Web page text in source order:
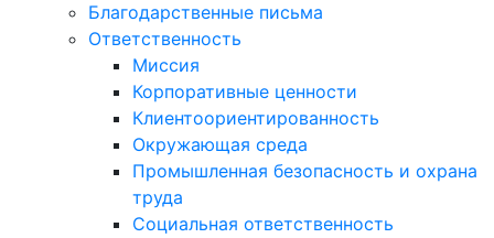
Благодарственные письма
Ответственность
Миссия
Корпоративные ценности
Клиентоориентированность
Окружающая среда
Промышленная безопасность и охрана
труда
Социальная ответственность